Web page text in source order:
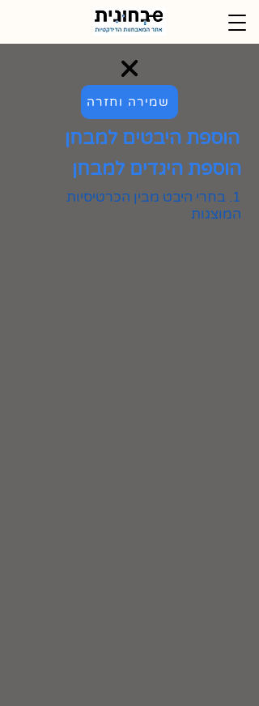
שמירה וחזרה
הוספת היבטים למבחן
הוספת היגדים למבחן
1. בחרי היבט מבין הכרטיסיות
המוצגות